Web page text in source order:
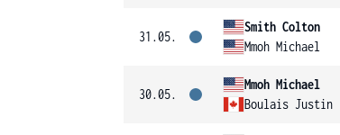
31.05.
Smith Colton
Mmoh Michael
30.05.
Mmoh Michael
Boulais Justin